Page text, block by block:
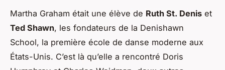
Martha Graham était une élève de Ruth St. Denis et
Ted Shawn, les fondateurs de la Denishawn
School, la première école de danse moderne aux
États-Unis. C’est là qu’elle a rencontré Doris